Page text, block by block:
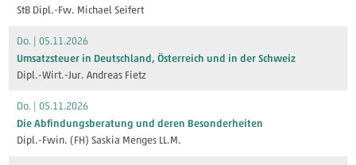
StB Dipl.-Fw. Michael Seifert
Do. | 05.11.2026
Umsatzsteuer in Deutschland, Österreich und in der Schweiz
Dipl.-Wirt.-Jur. Andreas Fietz
Do. | 05.11.2026
Die Abfindungsberatung und deren Besonderheiten
Dipl.-Fwin. (FH) Saskia Menges LL.M.